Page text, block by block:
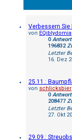
Verbessern Sie
von EQiblydomia
0
196832
Letzter
16. Dez
25.11.:
von schlicksbier
0
208477
Letzter
27. Okt
29.09.: